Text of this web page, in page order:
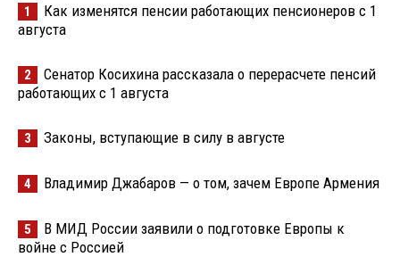
1
Как изменятся пенсии работающих пенсионеров с 1
августа
2
Сенатор Косихина рассказала о перерасчете пенсий
работающих с 1 августа
3 Законы, вступающие в силу в августе
4 Владимир Джабаров — о том, зачем Европе Армения
5
В МИД России заявили о подготовке Европы к
войне с Россией